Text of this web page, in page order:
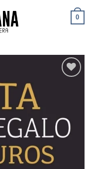
0
deseos